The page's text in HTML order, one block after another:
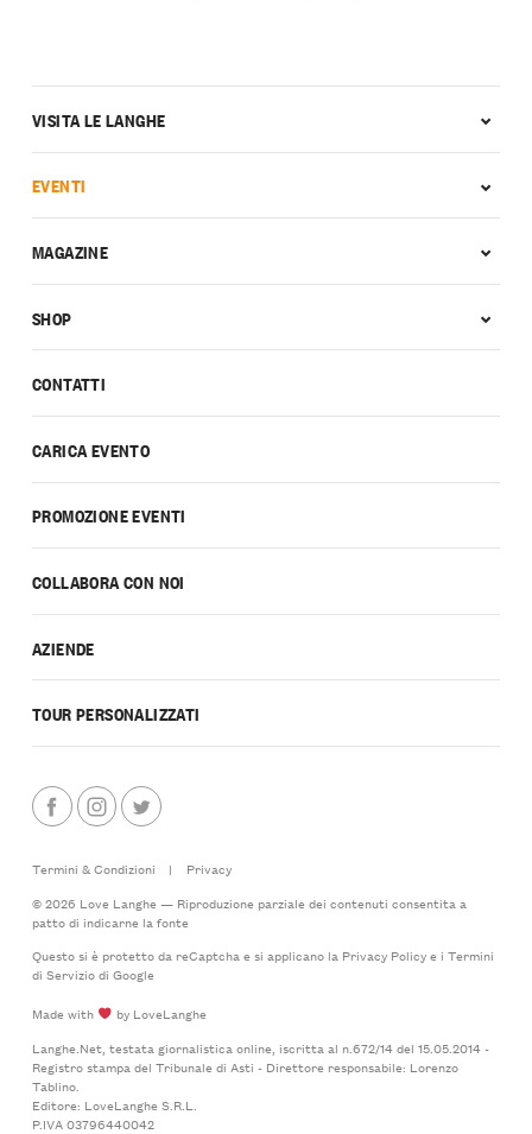
CONTATTI
CARICA EVENTO
PROMOZIONE EVENTI
COLLABORA CON NOI
AZIENDE
TOUR PERSONALIZZATI
VISITA LE LANGHE
EVENTI
MAGAZINE
SHOP
Termini & Condizioni |
Privacy
© 2026 Love Langhe — Riproduzione parziale dei contenuti consentita a
patto di indicarne la fonte
Questo si è protetto da reCaptcha e si applicano la Privacy Policye i Termini
di Serviziodi Google
Made with
by LoveLanghe
Langhe.Net, testata giornalistica online, iscritta al n.672/14 del 15.05.2014 -
Registro stampa del Tribunale di Asti - Direttore responsabile: Lorenzo
Tablino.
Editore: LoveLanghe S.R.L.
P.IVA 03796440042